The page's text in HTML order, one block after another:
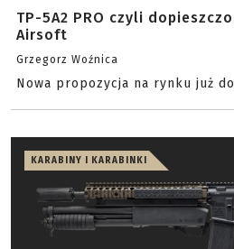
TP-5A2 PRO czyli
Airsoft
Grzegorz Woźnica
Nowa propozycja na rynku już
KARABINY I KARABINKI